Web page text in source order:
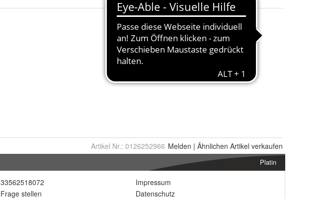
Artikel Nr.: 0126252966 Melden | Ähnlichen Artikel verkaufen
Platin
33562518072
Frage stellen
Impressum
Datenschutz